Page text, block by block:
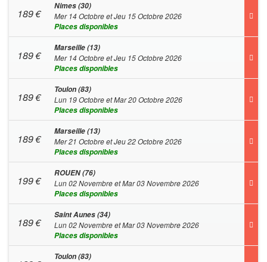
189€
Nimes (30)
Mer 14 Octobre et Jeu 15 Octobre 2026
Places disponibles
189€
Marseille (13)
Mer 14 Octobre et Jeu 15 Octobre 2026
Places disponibles
189€
Toulon (83)
Lun 19 Octobre et Mar 20 Octobre 2026
Places disponibles
189€
Marseille (13)
Mer 21 Octobre et Jeu 22 Octobre 2026
Places disponibles
199€
ROUEN (76)
Lun 02 Novembre et Mar 03 Novembre 2026
Places disponibles
189€
Saint Aunes (34)
Lun 02 Novembre et Mar 03 Novembre 2026
Places disponibles
Toulon (83)